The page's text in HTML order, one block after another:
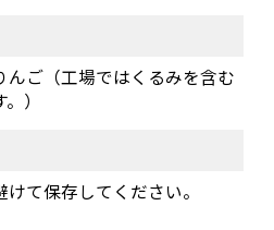
ご（工場ではくるみを含む
）
て保存してください。